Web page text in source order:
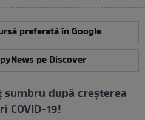
preferată în Google
pe Discover
după creșterea
COVID-19!